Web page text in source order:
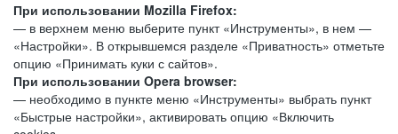
При использовании Mozilla Firefox:
— в верхнем меню выберите пункт «Инструменты», в нем —
«Настройки». В открывшемся разделе «Приватность» отметьте
опцию «Принимать куки с сайтов».
При использовании Opera browser:
— необходимо в пункте меню «Инструменты» выбрать пункт
«Быстрые настройки», активировать опцию «Включить